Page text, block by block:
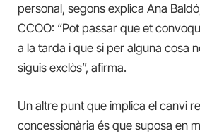
personal, segons explica Ana
CCOO: “Pot passar que et
a la tarda i que si per alguna cosa
siguis exclòs”, afirma.
Un altre punt que implica el canvi
concessionària és que suposa en